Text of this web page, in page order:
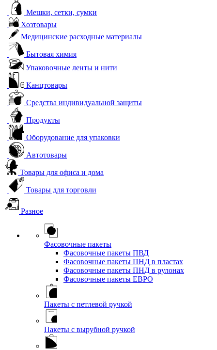
Мешки, сетки, сумки
Хозтовары
Медицинские расходные материалы
Бытовая химия
Упаковочные ленты и нити
Канцтовары
Средства индивидуальной защиты
Продукты
Оборудование для упаковки
Автотовары
Товары для офиса и дома
Товары для торговли
Разное
Фасовочные пакеты
Фасовочные пакеты ПВД
Фасовочные пакеты ПНД в пластах
Фасовочные пакеты ПНД в рулонах
Фасовочные пакеты ЕВРО
Пакеты с петлевой ручкой
Пакеты с вырубной ручкой